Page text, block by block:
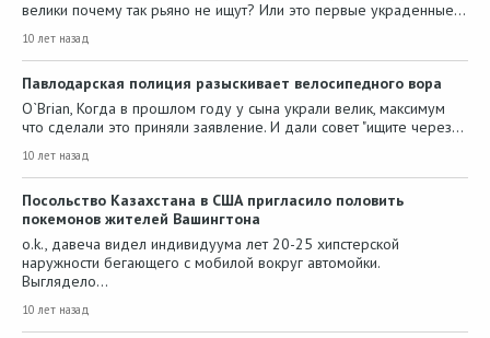
велики почему так рьяно не ищут? Или это первые украденные…
10 лет назад
Павлодарская полиция разыскивает велосипедного вора
O`Brian, Когда в прошлом году у сына украли велик, максимум
что сделали это приняли заявление. И дали совет "ищите через…
10 лет назад
Посольство Казахстана в США пригласило половить
покемонов жителей Вашингтона
o.k., давеча видел индивидуума лет 20-25 хипстерской
наружности бегающего с мобилой вокруг автомойки.
Выглядело…
10 лет назад